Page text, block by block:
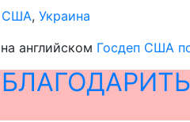
США, Украина
английском Госдеп США